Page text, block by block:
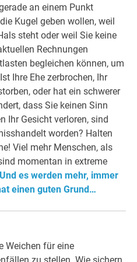
an einem Punkt
Kugel geben wollen, weil
steht oder weil Sie keine
Rechnungen
begleichen können, um
Ihre Ehe zerbrochen, Ihr
oder hat ein schwerer
dass Sie keinen Sinn
Ihr Gesicht verloren, sind
worden? Halten
Viel mehr Menschen, als
momentan in extreme
Und es werden mehr, immer
einen guten Grund…
Weichen für eine